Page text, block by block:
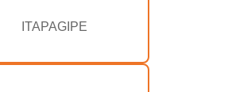
ITAPAGIPE